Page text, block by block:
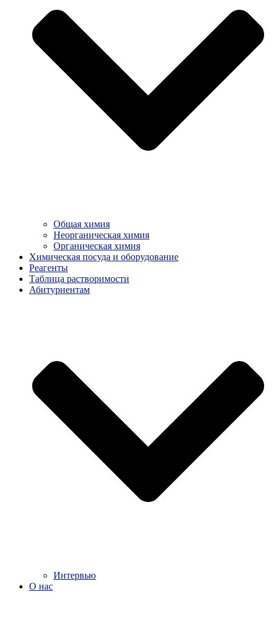
Общая химия
Неорганическая химия
Органическая химия
Химическая посуда и оборудование
Реагенты
Таблица растворимости
Абитуриентам
Интервью
О нас